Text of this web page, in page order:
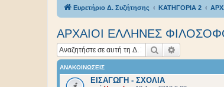
Ευρετήριο Δ. Συζήτησης ΚΑΤΗΓΟΡΙΑ 2
ΑΡΧΑΙΟΙ EΛΛΗΝΕΣ
Αναζήτηση
ΑΝΑΚΟΙΝΏΣΕΙΣ
ΕΙΣΑΓΩΓΗ - ΣΧΟΛΙΑ